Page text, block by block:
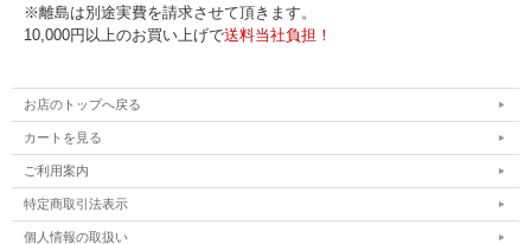
※離島は別途実費を請求させて頂きます。
10,000円以上のお買い上げで送料当社負担！
お店のトップへ戻る
カートを見る
ご利用案内
特定商取引法表示
個人情報の取扱い